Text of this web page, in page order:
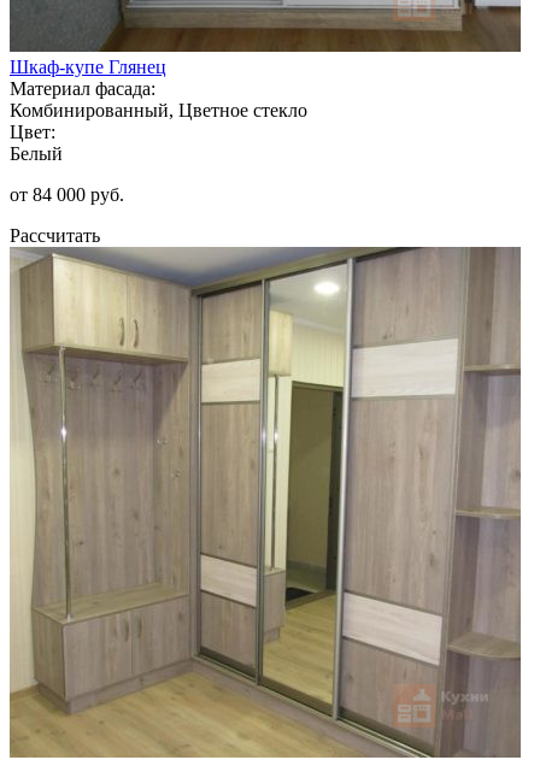
Шкаф-купе Глянец
Материал фасада:
Комбинированный, Цветное стекло
Цвет:
Белый
от 84 000 руб.
Рассчитать